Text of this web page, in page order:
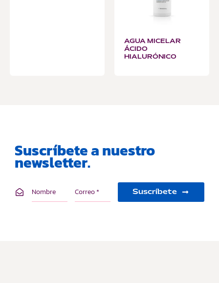
AGUA MICELAR
ÁCIDO
HIALURÓNICO
Suscríbete a nuestro
newsletter.
Suscríbete